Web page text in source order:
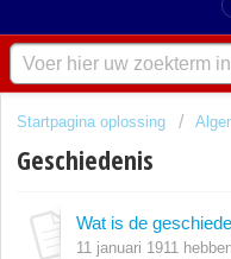
Startpagina oplossing
Geschiedenis
Wat is de
11 januari 1911